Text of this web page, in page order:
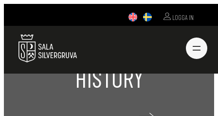
LOGGA IN
WELCOME ON
A JOURNEY THROUGH
HISTORY